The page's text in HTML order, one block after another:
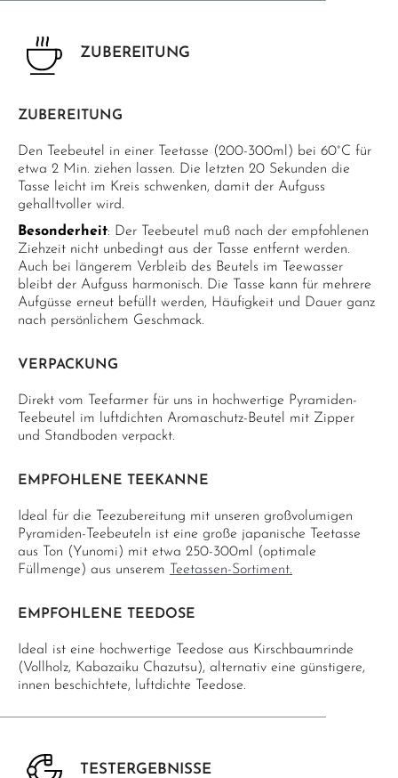
ZUBEREITUNG
ZUBEREITUNG
Den Teebeutel in einer Teetasse (200-300ml) bei 60°C für
etwa 2 Min. ziehen lassen. Die letzten 20 Sekunden die
Tasse leicht im Kreis schwenken, damit der Aufguss
gehalltvoller wird.
Besonderheit: Der Teebeutel muß nach der empfohlenen
Ziehzeit nicht unbedingt aus der Tasse entfernt werden.
Auch bei längerem Verbleib des Beutels im Teewasser
bleibt der Aufguss harmonisch. Die Tasse kann für mehrere
Aufgüsse erneut befüllt werden, Häufigkeit und Dauer ganz
nach persönlichem Geschmack.
VERPACKUNG
Direkt vom Teefarmer für uns in hochwertige Pyramiden-
Teebeutel im luftdichten Aromaschutz-Beutel mit Zipper
und Standboden verpackt.
EMPFOHLENE TEEKANNE
Ideal für die Teezubereitung mit unseren großvolumigen
Pyramiden-Teebeuteln ist eine große japanische Teetasse
aus Ton (Yunomi) mit etwa 250-300ml (optimale
Füllmenge) aus unserem
Teetassen-Sortiment.
EMPFOHLENE TEEDOSE
Ideal ist eine hochwertige Teedose aus Kirschbaumrinde
(Vollholz, Kabazaiku Chazutsu), alternativ eine günstigere,
innen beschichtete, luftdichte Teedose.
TESTERGEBNISSE